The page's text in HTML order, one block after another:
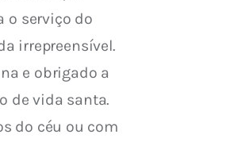
o serviço do
irrepreensível.
e obrigado a
de vida santa.
do céu ou com